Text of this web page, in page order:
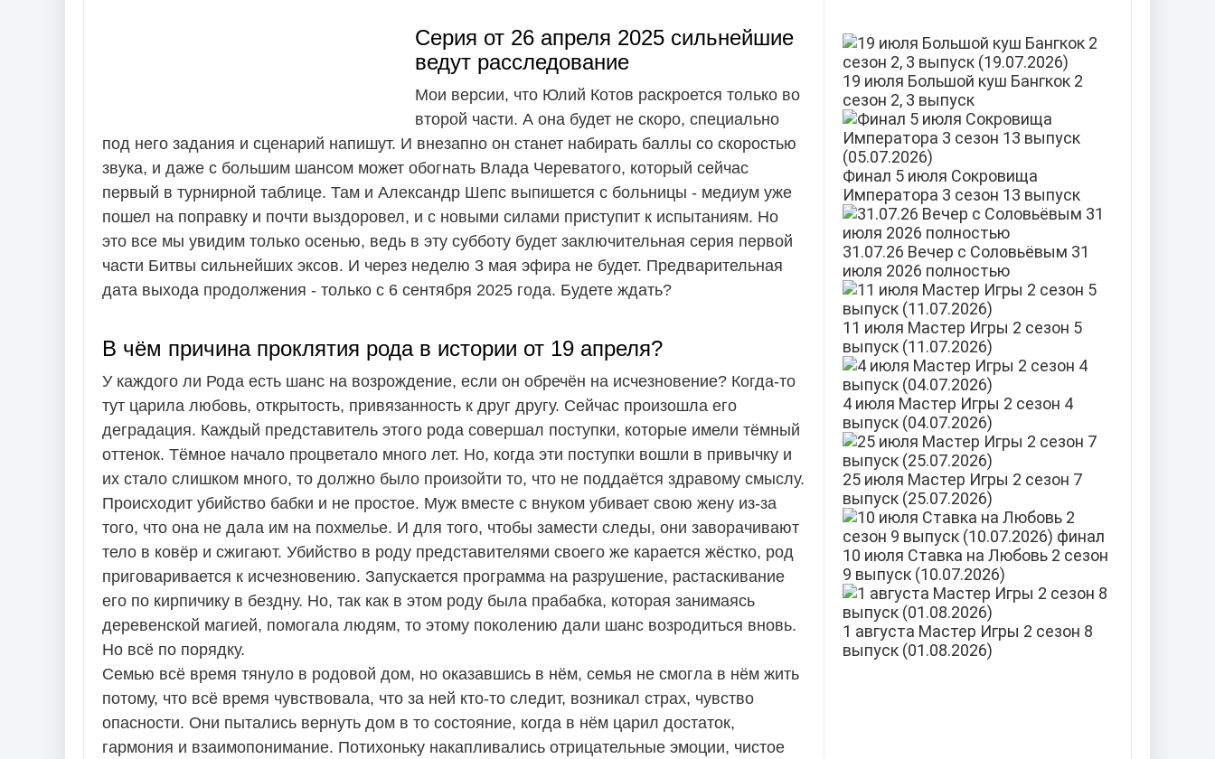
Серия от 26 апреля 2025 сильнейшие
ведут расследование
Мои версии, что Юлий Котов раскроется только во
второй части. А она будет не скоро, специально
под него задания и сценарий напишут. И внезапно он станет набирать баллы со скоростью
звука, и даже с большим шансом может обогнать Влада Череватого, который сейчас
первый в турнирной таблице. Там и Александр Шепс выпишется с больницы - медиум уже
пошел на поправку и почти выздоровел, и с новыми силами приступит к испытаниям. Но
это все мы увидим только осенью, ведь в эту субботу будет заключительная серия первой
части Битвы сильнейших эксов. И через неделю 3 мая эфира не будет. Предварительная
дата выхода продолжения - только с 6 сентября 2025 года. Будете ждать?
В чём причина проклятия рода в истории от 19 апреля?
У каждого ли Рода есть шанс на возрождение, если он обречён на исчезновение? Когда-то
тут царила любовь, открытость, привязанность к друг другу. Сейчас произошла его
деградация. Каждый представитель этого рода совершал поступки, которые имели тёмный
оттенок. Тёмное начало процветало много лет. Но, когда эти поступки вошли в привычку и
их стало слишком много, то должно было произойти то, что не поддаётся здравому смыслу.
Происходит убийство бабки и не простое. Муж вместе с внуком убивает свою жену из-за
того, что она не дала им на похмелье. И для того, чтобы замести следы, они заворачивают
тело в ковёр и сжигают. Убийство в роду представителями своего же карается жёстко, род
приговаривается к исчезновению. Запускается программа на разрушение, растаскивание
его по кирпичику в бездну. Но, так как в этом роду была прабабка, которая занимаясь
деревенской магией, помогала людям, то этому поколению дали шанс возродиться вновь.
Но всё по порядку.
Семью всё время тянуло в родовой дом, но оказавшись в нём, семья не смогла в нём жить
потому, что всё время чувствовала, что за ней кто-то следит, возникал страх, чувство
опасности. Они пытались вернуть дом в то состояние, когда в нём царил достаток,
гармония и взаимопонимание. Потихоньку накапливались отрицательные эмоции, чистое
19 июля Большой куш Бангкок 2
сезон 2, 3 выпуск
Финал 5 июля Сокровища
Императора 3 сезон 13 выпуск
31.07.26 Вечер с Соловьёвым 31
июля 2026 полностью
11 июля Мастер Игры 2 сезон 5
выпуск (11.07.2026)
4 июля Мастер Игры 2 сезон 4
выпуск (04.07.2026)
25 июля Мастер Игры 2 сезон 7
выпуск (25.07.2026)
10 июля Ставка на Любовь 2 сезон
9 выпуск (10.07.2026)
1 августа Мастер Игры 2 сезон 8
выпуск (01.08.2026)